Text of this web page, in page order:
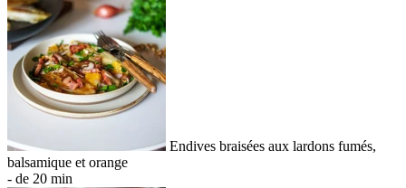
Endives braisées aux lardons fumés,
balsamique et orange
- de 20 min